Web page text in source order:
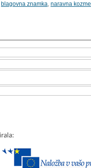
blagovna znamka, naravna